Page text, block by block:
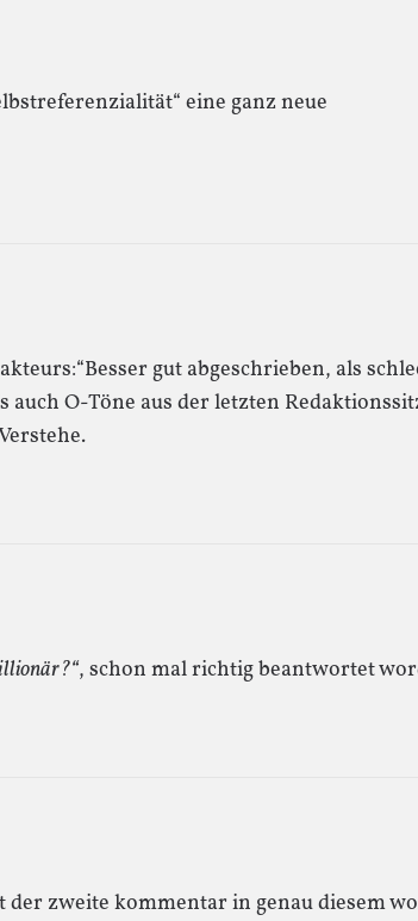
eine ganz neue
gut abgeschrieben, als
auch O-Töne aus der letzten
, schon mal richtig beantwortet
zweite kommentar in genau diesem